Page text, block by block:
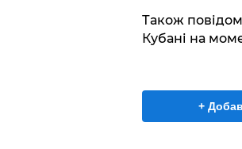
Також
Кубані на
+